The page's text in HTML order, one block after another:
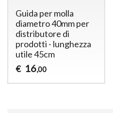
Guida per molla
diametro 40mm per
distributore di
prodotti - lunghezza
utile 45cm
€ 16,00